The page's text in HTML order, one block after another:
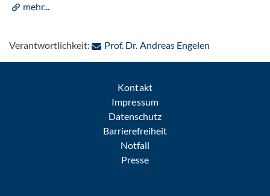
mehr...
Verantwortlichkeit: Prof. Dr. Andreas Engelen: Per E-Mail
Kontakt
Impressum
Datenschutz
Barrierefreiheit
Notfall
Presse